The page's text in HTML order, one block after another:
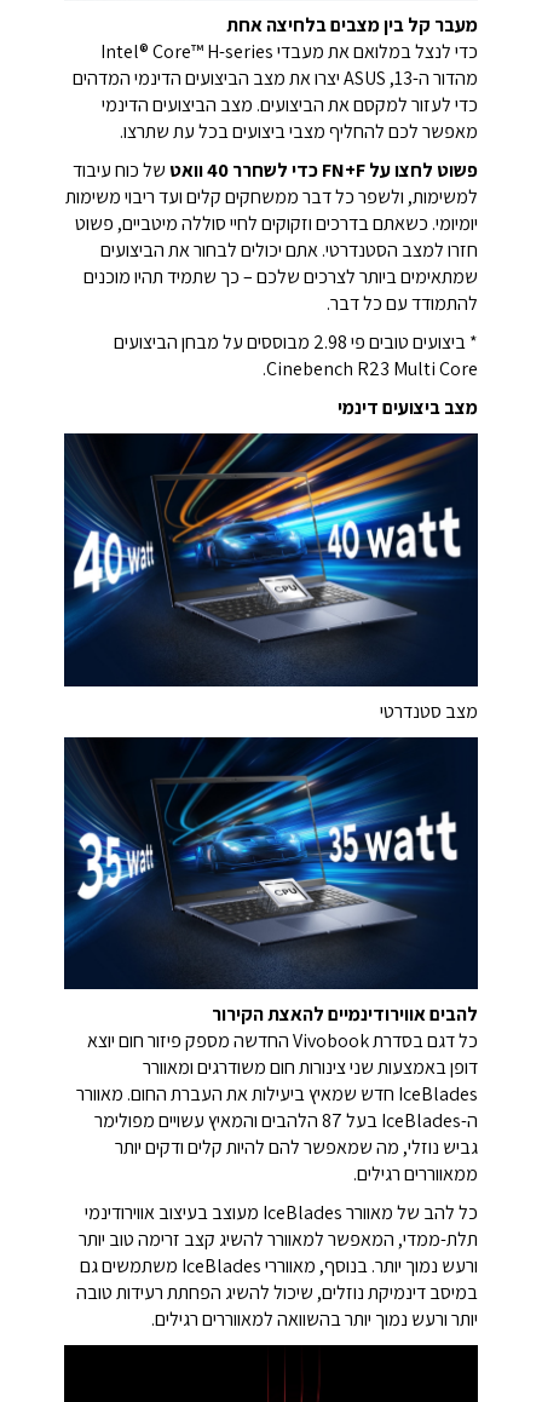
מעבר קל בין מצבים בלחיצה אחת
כדי לנצל במלואם את מעבדי Intel® Core™ H-series
מהדור ה-13, ASUS יצרו את מצב הביצועים הדינמי המדהים
כדי לעזור למקסם את הביצועים. מצב הביצועים הדינמי
מאפשר לכם להחליף מצבי ביצועים בכל עת שתרצו.
פשוט לחצו על FN+F כדי לשחרר 40 וואט
של כוח עיבוד
למשימות, ולשפר כל דבר ממשחקים קלים ועד ריבוי משימות
יומיומי. כשאתם בדרכים וזקוקים לחיי סוללה מיטביים, פשוט
חזרו למצב הסטנדרטי. אתם יכולים לבחור את הביצועים
שמתאימים ביותר לצרכים שלכם – כך שתמיד תהיו מוכנים
להתמודד עם כל דבר.
* ביצועים טובים פי 2.98 מבוססים על מבחן הביצועים
Cinebench R23 Multi Core.
מצב ביצועים דינמי
מצב סטנדרטי
להבים אווירודינמיים להאצת הקירור
כל דגם בסדרת Vivobook החדשה מספק פיזור חום יוצא
דופן באמצעות שני צינורות חום משודרגים ומאוורר
IceBlades חדש שמאיץ ביעילות את העברת החום.
מאוורר
ה-IceBlades בעל 87 הלהבים והמאיץ עשויים מפולימר
גביש נוזלי, מה שמאפשר להם להיות קלים ודקים יותר
ממאווררים רגילים.
כל להב של מאוורר IceBlades מעוצב בעיצוב אווירודינמי
תלת-ממדי, המאפשר למאוורר להשיג קצב זרימה טוב יותר
ורעש נמוך יותר.
בנוסף, מאווררי IceBlades משתמשים גם
במיסב דינמיקת נוזלים, שיכול להשיג הפחתת רעידות טובה
יותר ורעש נמוך יותר בהשוואה למאווררים רגילים.